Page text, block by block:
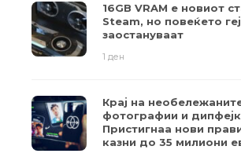
16GB VRAM е новиот
Steam, но повеќето
заостануваат
1 ден
Крај на
фотографии и
Пристигнаа нови
казни до 35 милиони